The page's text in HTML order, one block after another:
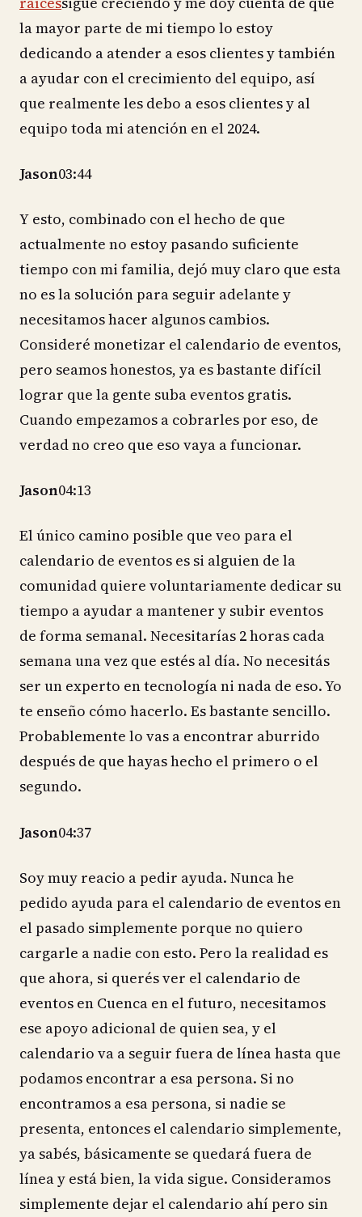
la mayor parte de mi tiempo lo estoy
dedicando a atender a esos clientes y también
a ayudar con el crecimiento del equipo, así
que realmente les debo a esos clientes y al
equipo toda mi atención en el 2024.
Jason03:44
Y esto, combinado con el hecho de que
actualmente no estoy pasando suficiente
tiempo con mi familia, dejó muy claro que esta
no es la solución para seguir adelante y
necesitamos hacer algunos cambios.
Consideré monetizar el calendario de eventos,
pero seamos honestos, ya es bastante difícil
lograr que la gente suba eventos gratis.
Cuando empezamos a cobrarles por eso, de
verdad no creo que eso vaya a funcionar.
Jason04:13
El único camino posible que veo para el
calendario de eventos es si alguien de la
comunidad quiere voluntariamente dedicar su
tiempo a ayudar a mantener y subir eventos
de forma semanal. Necesitarías 2 horas cada
semana una vez que estés al día. No necesitás
ser un experto en tecnología ni nada de eso. Yo
te enseño cómo hacerlo. Es bastante sencillo.
Probablemente lo vas a encontrar aburrido
después de que hayas hecho el primero o el
segundo.
Jason04:37
Soy muy reacio a pedir ayuda. Nunca he
pedido ayuda para el calendario de eventos en
el pasado simplemente porque no quiero
cargarle a nadie con esto. Pero la realidad es
que ahora, si querés ver el calendario de
eventos en Cuenca en el futuro, necesitamos
ese apoyo adicional de quien sea, y el
calendario va a seguir fuera de línea hasta que
podamos encontrar a esa persona. Si no
encontramos a esa persona, si nadie se
presenta, entonces el calendario simplemente,
ya sabés, básicamente se quedará fuera de
línea y está bien, la vida sigue. Consideramos
simplemente dejar el calendario ahí pero sin